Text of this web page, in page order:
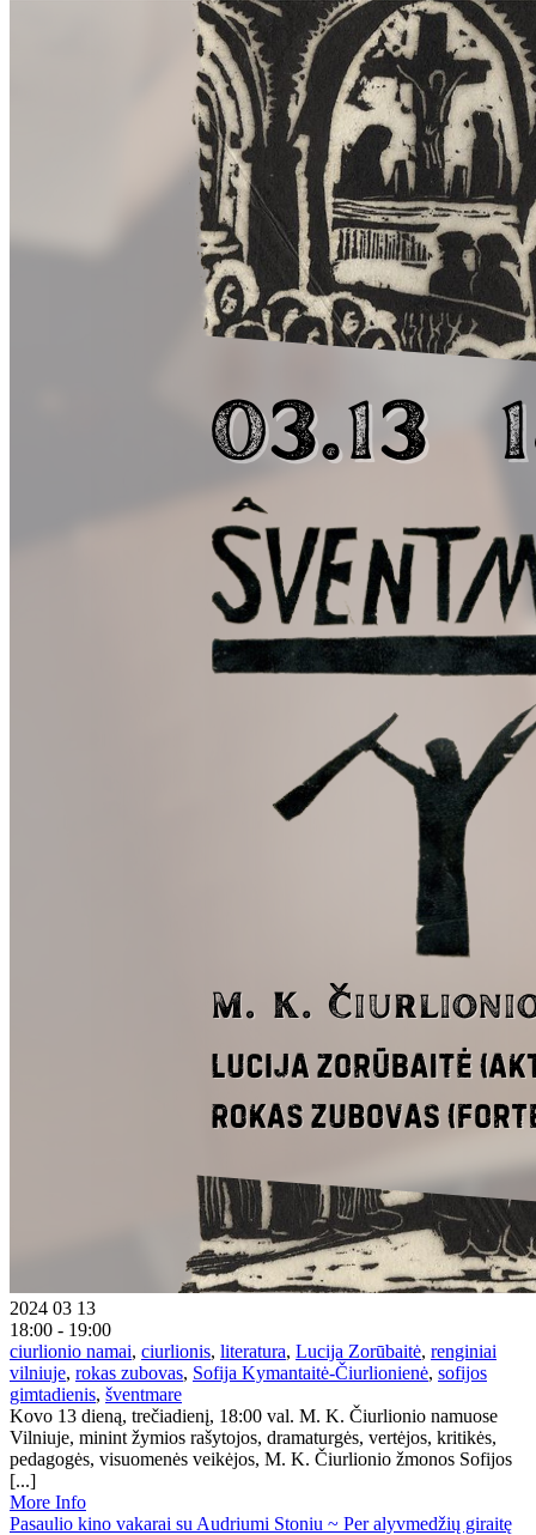
2024 03 13
18:00 - 19:00
ciurlionio namai, ciurlionis, literatura, Lucija Zorūbaitė, renginiai
vilniuje, rokas zubovas, Sofija Kymantaitė-Čiurlionienė, sofijos
gimtadienis, šventmare
Kovo 13 dieną, trečiadienį, 18:00 val. M. K. Čiurlionio namuose
Vilniuje, minint žymios rašytojos, dramaturgės, vertėjos, kritikės,
pedagogės, visuomenės veikėjos, M. K. Čiurlionio žmonos Sofijos
[...]
More Info
Pasaulio kino vakarai su Audriumi Stoniu ~ Per alyvmedžių giraitę